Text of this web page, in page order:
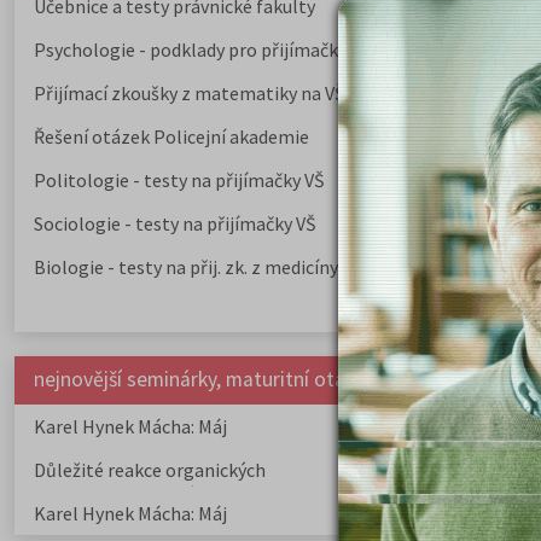
Učebnice a testy právnické fakulty
Psychologie - podklady pro přijímačky
Přijímací zkoušky z matematiky na VŠE Praha
Řešení otázek Policejní akademie
Politologie - testy na přijímačky VŠ
Sociologie - testy na přijímačky VŠ
Biologie - testy na přij. zk. z medicíny
nejnovější seminárky, maturitní otázky a čtenářsky deník
Karel Hynek Mácha: Máj
Karel Havlíček
elegie
Důležité reakce organických
sloučenin a jejich význam
Zákonitosti v
Karel Hynek Mácha: Máj
Karel Havlíček